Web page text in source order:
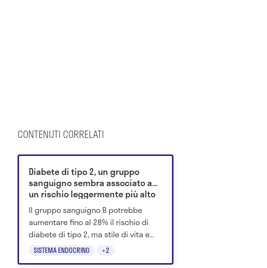
CONTENUTI CORRELATI
SISTEMA ENDOCRINO +2
Diabete di tipo 2, un gruppo
sanguigno sembra associato a
un rischio leggermente più alto
Il gruppo sanguigno B potrebbe
aumentare fino al 28% il rischio di
diabete di tipo 2, ma stile di vita e
alimentazione restano i fattori